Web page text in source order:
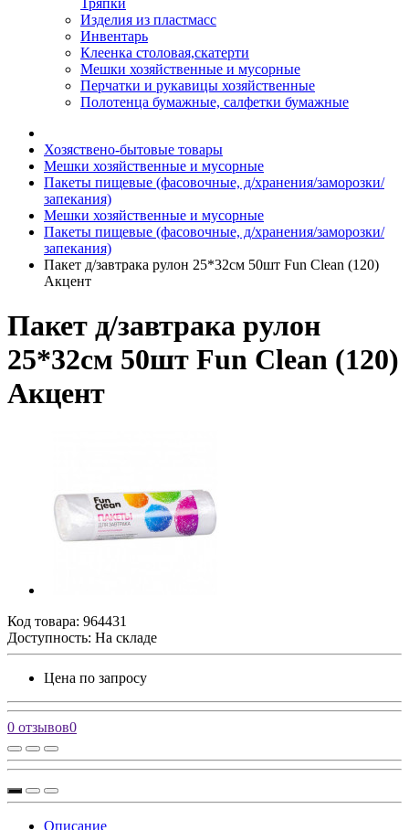
Тряпки
Изделия из пластмасс
Инвентарь
Клеенка столовая,скатерти
Мешки хозяйственные и мусорные
Перчатки и рукавицы хозяйственные
Полотенца бумажные, салфетки бумажные
Хозяствено-бытовые товары
Мешки хозяйственные и мусорные
Пакеты пищевые (фасовочные, д/хранения/заморозки/
запекания)
Мешки хозяйственные и мусорные
Пакеты пищевые (фасовочные, д/хранения/заморозки/
запекания)
Пакет д/завтрака рулон 25*32см 50шт Fun Clean (120)
Акцент
Пакет д/завтрака рулон
25*32см 50шт Fun Clean (120)
Акцент
Код товара: 964431
Доступность: На складе
Цена по запросу
0 отзывов0
Описание